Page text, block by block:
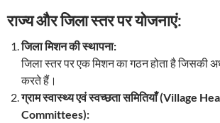
राज्य और जिला स्तर पर योजनाएं:
जिला मिशन की स्थापना:
जिला स्तर पर एक मिशन का गठन होता है जिसकी
करते हैं।
ग्राम स्वास्थ्य एवं स्वच्छता समितियाँ (Village
Committees):